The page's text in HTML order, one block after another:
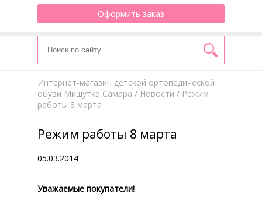
Оформить заказ
Интернет-магазин детской ортопедической
обуви Мишутка Самара / Новости / Режим
работы 8 марта
Режим работы 8 марта
05.03.2014
Уважаемые покупатели!